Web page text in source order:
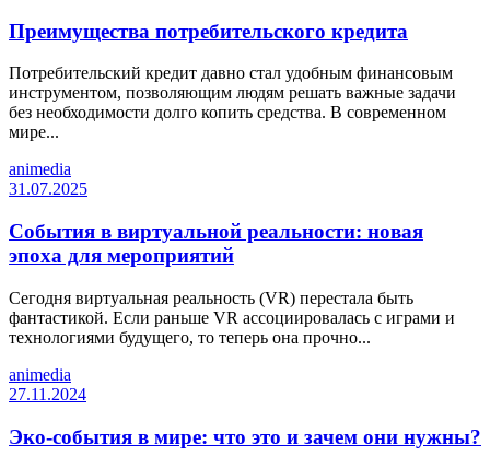
Преимущества потребительского кредита
Потребительский кредит давно стал удобным финансовым
инструментом, позволяющим людям решать важные задачи
без необходимости долго копить средства. В современном
мире...
animedia
31.07.2025
События в виртуальной реальности: новая
эпоха для мероприятий
Сегодня виртуальная реальность (VR) перестала быть
фантастикой. Если раньше VR ассоциировалась с играми и
технологиями будущего, то теперь она прочно...
animedia
27.11.2024
Эко-события в мире: что это и зачем они нужны?